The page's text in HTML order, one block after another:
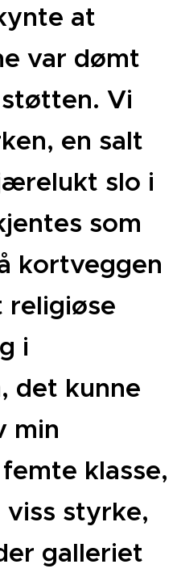
at
var dømt
Vi
en salt
slo i
som
kortveggen
i
det kunne
min
klasse,
viss styrke,
galleriet